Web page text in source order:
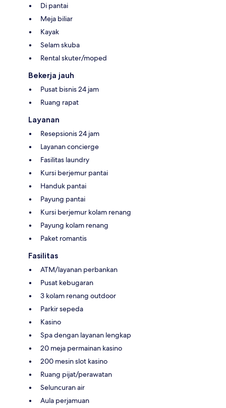
Di pantai
Meja biliar
Kayak
Selam skuba
Rental skuter/moped
Bekerja jauh
Pusat bisnis 24 jam
Ruang rapat
Layanan
Resepsionis 24 jam
Layanan concierge
Fasilitas laundry
Kursi berjemur pantai
Handuk pantai
Payung pantai
Kursi berjemur kolam renang
Payung kolam renang
Paket romantis
Fasilitas
ATM/layanan perbankan
Pusat kebugaran
3 kolam renang outdoor
Parkir sepeda
Kasino
Spa dengan layanan lengkap
20 meja permainan kasino
200 mesin slot kasino
Ruang pijat/perawatan
Seluncuran air
Aula perjamuan